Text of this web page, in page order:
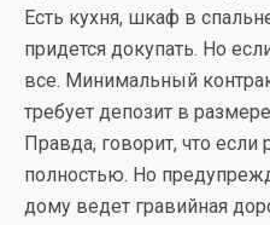
Есть кухня, шкаф в
придется докупать. Но
все. Минимальный
требует депозит в
Правда, говорит, что
полностью. Но
дому ведет гравийная